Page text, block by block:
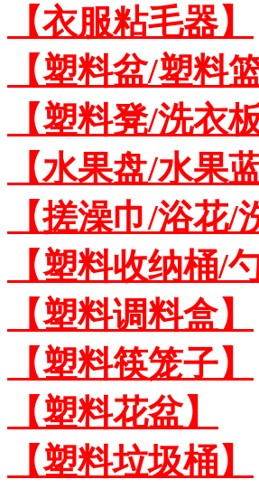
【衣服粘毛器】
【塑料盆/塑料篮
【塑料凳/洗衣板
【水果盘/水果蓝
【搓澡巾/浴花/
【塑料收纳桶/
【塑料调料盒】
【塑料筷笼子】
【塑料花盆】
【塑料垃圾桶】